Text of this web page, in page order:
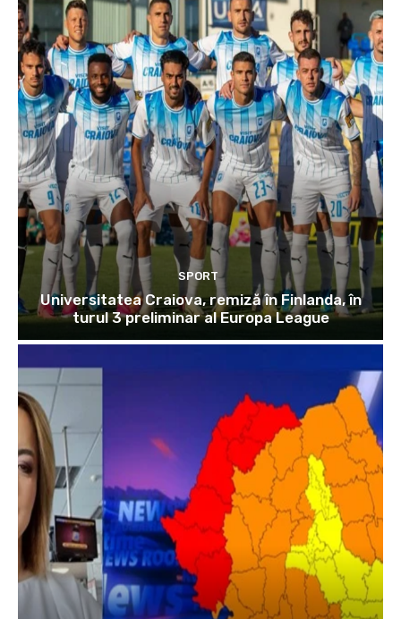
SPORT
Universitatea Craiova, remiză în Finlanda, în
turul 3 preliminar al Europa League